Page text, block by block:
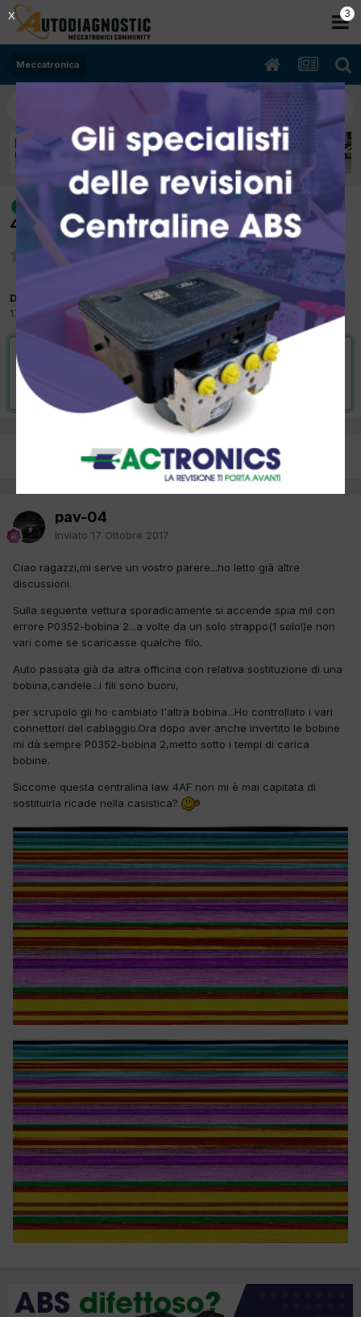
Meccatronica
risolto
[Fiat Panda 09/2007 1.1cc 187A1000
40Kw Benzina] Sporadico errore P0352
Da pav-04
17 Ottobre 2017inMeccatronica
VAI ALLA SOLUZIONE
Risolta da pav-04, 29 Novembre 2017
Pagina 1 di 2
pav-04
Inviato 17 Ottobre 2017
Ciao ragazzi,mi serve un vostro parere...ho letto già altre
discussioni.
Sulla seguente vettura sporadicamente si accende spia mil con
errore P0352-bobina 2...a volte da un solo strappo(1 solo!)e non
vari come se scaricasse qualche filo.
Auto passata già da altra officina con relativa sostituzione di una
bobina,candele...i fili sono buoni,
per scrupolo gli ho cambiato l'altra bobina...Ho controllato i vari
connettori del cablaggio.Ora dopo aver anche invertito le bobine
mi dà sempre P0352-bobina 2,metto sotto i tempi di carica
bobine.
Siccome questa centralina Iaw 4AF non mi è mai capitata di
sostituirla ricade nella casistica?
2
X